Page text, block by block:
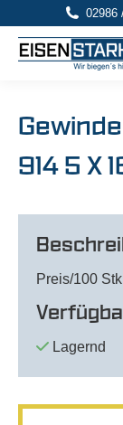
02986
914 5 X
Preis/100
Lagernd